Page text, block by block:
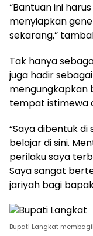
“Bantuan ini
menyiapkan
sekarang,”
Tak hanya
juga hadir
mengungkapkan
tempat istimewa
“Saya dibentuk di
belajar di sini.
perilaku saya
Saya sangat
jariyah bagi
Bupati Langkat